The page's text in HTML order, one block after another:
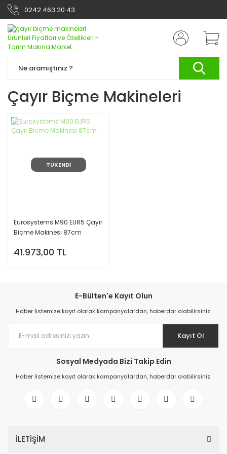
0242 463 20 43
Çayır Biçme Makineleri
TÜKENDİ
Eurosystems M90 EUR5 Çayır
Biçme Makinesi 87cm
41.973,00 TL
E-Bülten'e Kayıt Olun
Haber listemize kayıt olarak kampanyalardan, haberdar olabilirsiniz.
Kayıt Ol
Sosyal Medyada Bizi Takip Edin
Haber listemize kayıt olarak kampanyalardan, haberdar olabilirsiniz.
İLETİŞİM